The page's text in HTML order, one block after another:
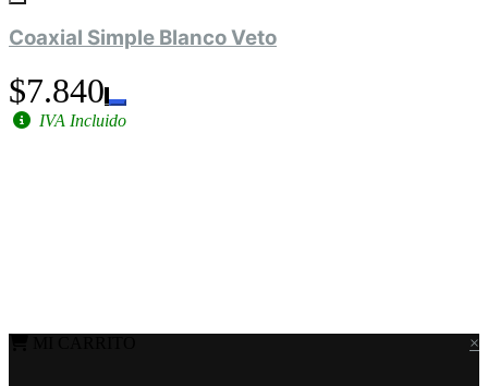
Coaxial Simple Blanco Veto
$7.840
IVA Incluido
×